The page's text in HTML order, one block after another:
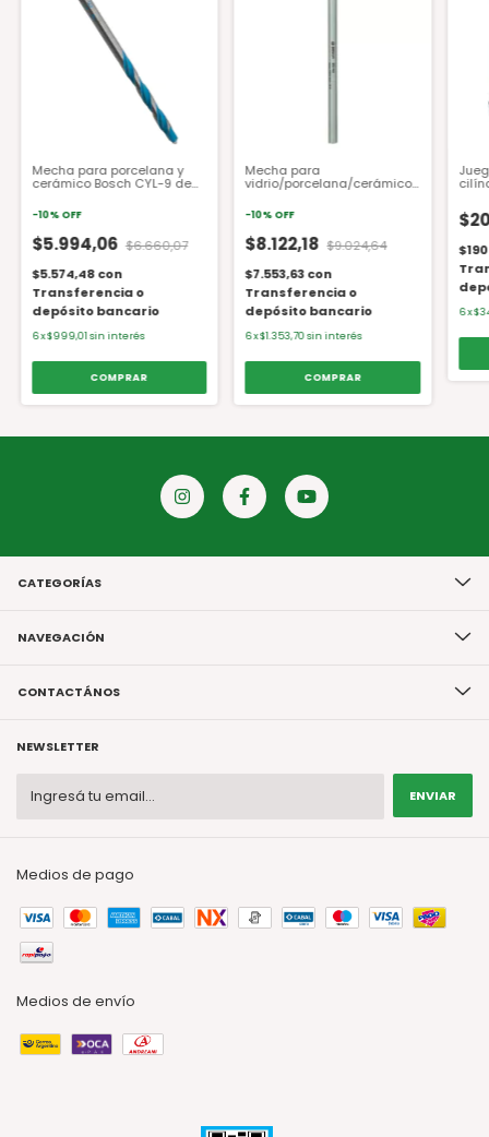
Mecha para porcelana y
cerámico Bosch CYL-9 de
-10%OFF
$5.994,06 $6.660,07
$5.574,48con
Transferencia o
depósito bancario
6x$999,01 sin interés
Mecha para
vidrio/porcelana/cerámicos
-10%OFF
$8.122,18 $9.024,64
$7.553,63con
Transferencia o
depósito bancario
6x$1.353,70 sin interés
6x
CATEGORÍAS
NAVEGACIÓN
CONTACTÁNOS
NEWSLETTER
Medios de pago
Medios de envío